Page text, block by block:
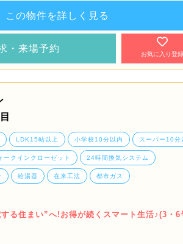
この物件を詳しく見る
・来場予約
お気に入り登録
LDK15帖以上 小学校10分以内 スーパー10分
ークインクローゼット 24時間換気システム
給湯器 在来工法 都市ガス
る住まい”へ!お得が続くスマート生活♪(3・6